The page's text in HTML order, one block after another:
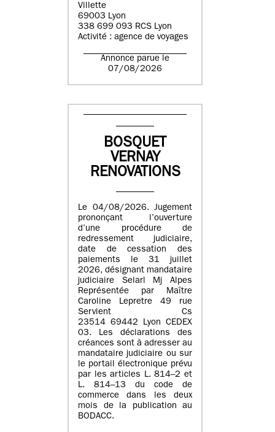
Villette
69003 Lyon
338 699 093 RCS Lyon
Activité : agence de voyages
Annonce parue le
07/08/2026
BOSQUET
VERNAY
RENOVATIONS
Le 04/08/2026. Jugement
prononçant l’ouverture
d’une procédure de
redressement judiciaire,
date de cessation des
paiements le 31 juillet
2026, désignant mandataire
judiciaire Selarl Mj Alpes
Représentée par Maître
Caroline Lepretre 49 rue
Servient Cs
23514 69442 Lyon CEDEX
03. Les déclarations des
créances sont à adresser au
mandataire judiciaire ou sur
le portail électronique prévu
par les articles L. 814–2 et
L. 814–13 du code de
commerce dans les deux
mois de la publication au
BODACC.